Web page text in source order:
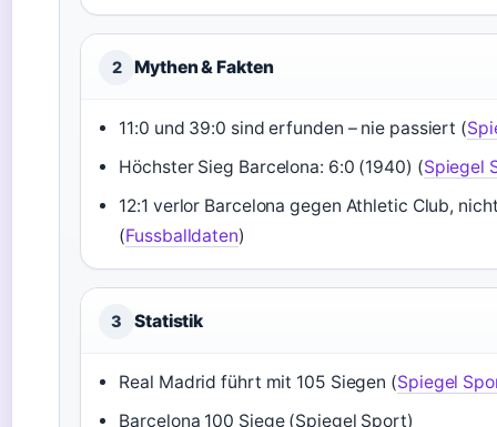
2 Mythen & Fakten
11:0 und 39:0 sind erfunden – nie passiert (
Höchster Sieg Barcelona: 6:0 (1940) (Spiegel
12:1 verlor Barcelona gegen Athletic Club,
(Fussballdaten)
3 Statistik
Real Madrid führt mit 105 Siegen (Spiegel
Barcelona 100 Siege (Spiegel Sport)